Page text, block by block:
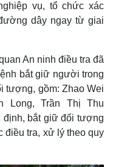
vụ, tổ chức xác
dây ngay từ giai
An ninh điều tra đã
bắt giữ người trong
tượng, gồm: Zhao Wei
Long, Trần Thị Thu
định, bắt giữ đối tượng
điều tra, xử lý theo quy